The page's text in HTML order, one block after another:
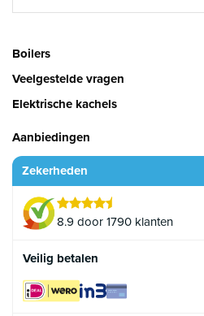
Boilers
Veelgestelde vragen
Elektrische kachels
Aanbiedingen
Zekerheden
8.9 door 1790 klanten
Veilig betalen